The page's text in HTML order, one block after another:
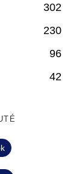
302
230
96
42